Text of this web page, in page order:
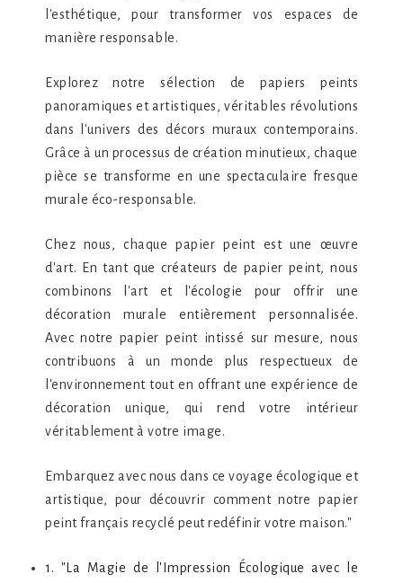
l'esthétique, pour transformer vos espaces de
manière responsable.
Explorez notre sélection de papiers peints
panoramiques et artistiques, véritables révolutions
dans l'univers des décors muraux contemporains.
Grâce à un processus de création minutieux, chaque
pièce se transforme en une spectaculaire fresque
murale éco-responsable.
Chez nous, chaque papier peint est une œuvre
d'art. En tant que créateurs de papier peint, nous
combinons l'art et l'écologie pour offrir une
décoration murale entièrement personnalisée.
Avec notre papier peint intissé sur mesure, nous
contribuons à un monde plus respectueux de
l'environnement tout en offrant une expérience de
décoration unique, qui rend votre intérieur
véritablement à votre image.
Embarquez avec nous dans ce voyage écologique et
artistique, pour découvrir comment notre papier
peint français recyclé peut redéfinir votre maison."
1. "La Magie de l'Impression Écologique avec le